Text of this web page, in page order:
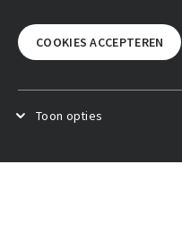
COOKIES ACCEPTEREN
Toon opties
Disclaimer
Privacy verklaring